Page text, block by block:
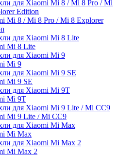
Mi 8 / Mi 8 Pro / Mi 8 Explorer
Mi 8 Lite
Mi 9
Mi 9 SE
Mi 9T
Mi 9 Lite / Mi CC9
Mi Max
Mi Max 2